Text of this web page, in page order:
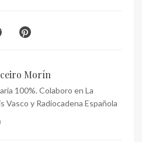
Morín
100%. Colaboro en La
Vasco y Radiocadena Española